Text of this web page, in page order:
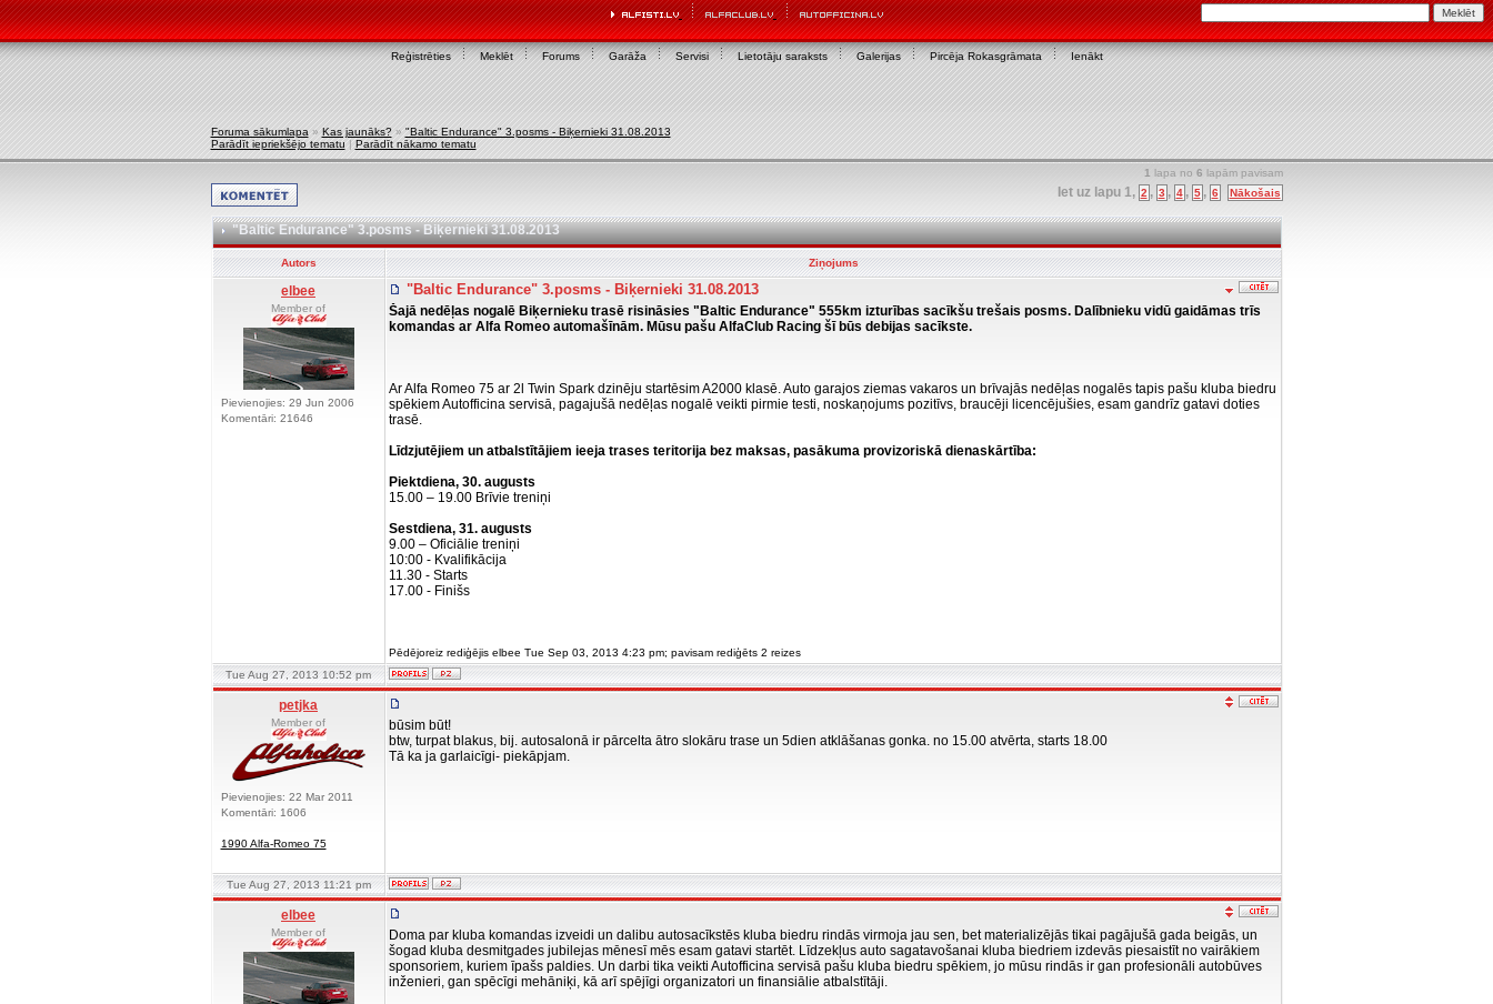
Reģistrēties Meklēt Forums Garāža Servisi Lietotāju saraksts Galerijas Pircēja Rokasgrāmata Ienākt
Foruma sākumlapa » Kas jaunāks?» "Baltic Endurance" 3.posms - Biķernieki 31.08.2013
Parādīt iepriekšējo tematu | Parādīt nākamo tematu
1 lapa no 6 lapām pavisam
Iet uz lapu 1, 2 , 3 , 4 , 5 , 6 Nākošais
"Baltic Endurance" 3.posms - Biķernieki 31.08.2013
Autors Ziņojums
elbee
Member of
Pievienojies: 29 Jun 2006
Komentāri: 21646
"Baltic Endurance" 3.posms - Biķernieki 31.08.2013
Šajā nedēļas nogalē Biķernieku trasē risināsies "Baltic Endurance" 555km izturības sacīkšu trešais posms. Dalībnieku vidū gaidāmas trīs
komandas ar Alfa Romeo automašīnām. Mūsu pašu AlfaClub Racing šī būs debijas sacīkste.
Ar Alfa Romeo 75 ar 2l Twin Spark dzinēju startēsim A2000 klasē. Auto garajos ziemas vakaros un brīvajās nedēļas nogalēs tapis pašu kluba biedru
spēkiem Autofficina servisā, pagajušā nedēļas nogalē veikti pirmie testi, noskaņojums pozitīvs, braucēji licencējušies, esam gandrīz gatavi doties
trasē.
Līdzjutējiem un atbalstītājiem ieeja trases teritorija bez maksas, pasākuma provizoriskā dienaskārtība:
Piektdiena, 30. augusts
15.00 – 19.00 Brīvie treniņi
Sestdiena, 31. augusts
9.00 – Oficiālie treniņi
10:00 - Kvalifikācija
11.30 - Starts
17.00 - Finišs
Pēdējoreiz rediģējis elbee Tue Sep 03, 2013 4:23 pm; pavisam rediģēts 2 reizes
Tue Aug 27, 2013 10:52 pm
petjka
Member of
Pievienojies: 22 Mar 2011
Komentāri: 1606
1990 Alfa-Romeo 75
būsim būt!
btw, turpat blakus, bij. autosalonā ir pārcelta ātro slokāru trase un 5dien atklāšanas gonka. no 15.00 atvērta, starts 18.00
Tā ka ja garlaicīgi- piekāpjam.
Tue Aug 27, 2013 11:21 pm
elbee
Member of
Doma par kluba komandas izveidi un dalibu autosacīkstēs kluba biedru rindās virmoja jau sen, bet materializējās tikai pagājušā gada beigās, un
šogad kluba desmitgades jubilejas mēnesī mēs esam gatavi startēt. Līdzekļus auto sagatavošanai kluba biedriem izdevās piesaistīt no vairākiem
sponsoriem, kuriem īpašs paldies. Un darbi tika veikti Autofficina servisā pašu kluba biedru spēkiem, jo mūsu rindās ir gan profesionāli autobūves
inženieri, gan spēcīgi mehāniķi, kā arī spējīgi organizatori un finansiālie atbalstītāji.